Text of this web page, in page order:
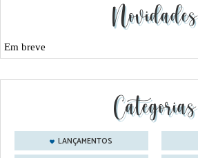
Novidades
Em breve
Categorias
LANÇAMENTOS